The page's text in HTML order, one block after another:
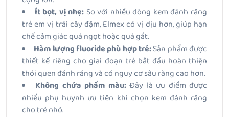
Ít bọt, vị nhẹ: So với nhiều dòng kem đánh răng
trẻ em vị trái cây đậm, Elmex có vị dịu hơn, giúp hạn
chế cảm giác quá ngọt hoặc quá gắt.
Hàm lượng fluoride phù hợp trẻ:Sản phẩm được
thiết kế riêng cho giai đoạn trẻ bắt đầu hoàn thiện
thói quen đánh răng và có nguy cơ sâu răng cao hơn.
Không chứa phẩm màu:Đây là ưu điểm được
nhiều phụ huynh ưu tiên khi chọn kem đánh răng
cho trẻ nhỏ.